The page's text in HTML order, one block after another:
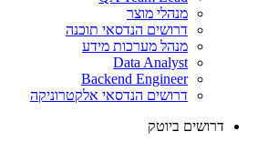
מנהלי מוצר
דרושים הנדסאי תוכנה
מנהל מערכות מידע
Data Analyst
Backend Engineer
דרושים הנדסאי אלקטרוניקה
דרושים ביוטק